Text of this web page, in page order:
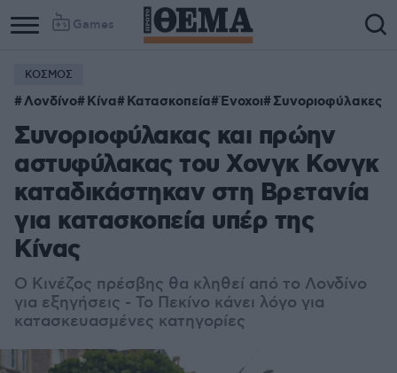
Games
ΚΟΣΜΟΣ
Λονδίνο Κίνα Κατασκοπεία Ένοχοι Συνοριοφύλακες
Συνοριοφύλακας και πρώην
αστυφύλακας του Χονγκ Κονγκ
καταδικάστηκαν στη Βρετανία
για κατασκοπεία υπέρ της
Κίνας
Ο Κινέζος πρέσβης θα κληθεί από το Λονδίνο
για εξηγήσεις - Το Πεκίνο κάνει λόγο για
κατασκευασμένες κατηγορίες